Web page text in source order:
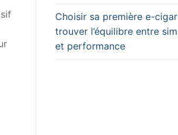
Choisir sa première e-
trouver l’équilibre entre
et performance